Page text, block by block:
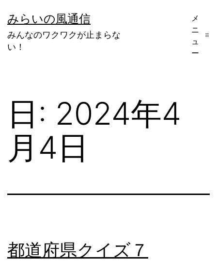
ン
テ
みらいの風通信
みんなのワクワクが止まらな
い！
メ
ニ
ュ
ー
日: 2024年4
月4日
都道府県クイズ７